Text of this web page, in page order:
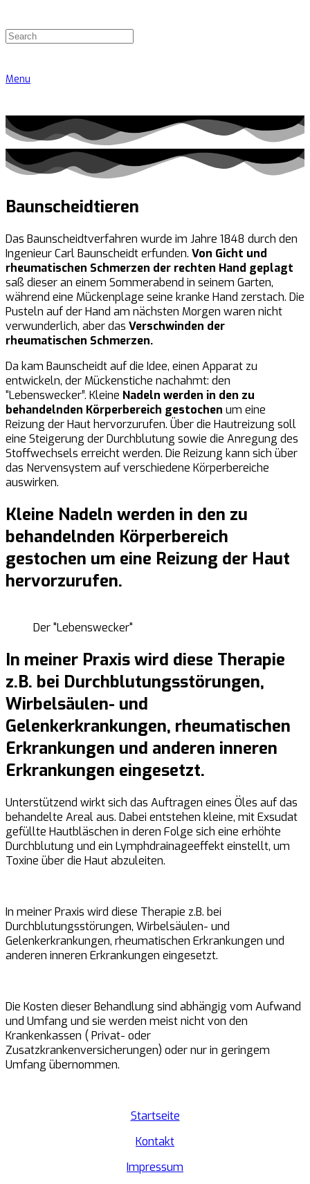
Menu
Baunscheidtieren
Das Baunscheidtverfahren wurde im Jahre 1848 durch den
Ingenieur Carl Baunscheidt erfunden. Von Gicht und
rheumatischen Schmerzen der rechten Hand geplagt
saß dieser an einem Sommerabend in seinem Garten,
während eine Mückenplage seine kranke Hand zerstach. Die
Pusteln auf der Hand am nächsten Morgen waren nicht
verwunderlich, aber das Verschwinden der
rheumatischen Schmerzen.
Da kam Baunscheidt auf die Idee, einen Apparat zu
entwickeln, der Mückenstiche nachahmt: den
“Lebenswecker”. Kleine Nadeln werden in den zu
behandelnden Körperbereich gestochen um eine
Reizung der Haut hervorzurufen. Über die Hautreizung soll
eine Steigerung der Durchblutung sowie die Anregung des
Stoffwechsels erreicht werden. Die Reizung kann sich über
das Nervensystem auf verschiedene Körperbereiche
auswirken.
Kleine Nadeln werden in den zu
behandelnden Körperbereich
gestochen um eine Reizung der Haut
hervorzurufen.
Der "Lebenswecker"
In meiner Praxis wird diese Therapie
z.B. bei Durchblutungsstörungen,
Wirbelsäulen- und
Gelenkerkrankungen, rheumatischen
Erkrankungen und anderen inneren
Erkrankungen eingesetzt.
Unterstützend wirkt sich das Auftragen eines Öles auf das
behandelte Areal aus. Dabei entstehen kleine, mit Exsudat
gefüllte Hautbläschen in deren Folge sich eine erhöhte
Durchblutung und ein Lymphdrainageeffekt einstellt, um
Toxine über die Haut abzuleiten.
In meiner Praxis wird diese Therapie z.B. bei
Durchblutungsstörungen, Wirbelsäulen- und
Gelenkerkrankungen, rheumatischen Erkrankungen und
anderen inneren Erkrankungen eingesetzt.
Die Kosten dieser Behandlung sind abhängig vom Aufwand
und Umfang und sie werden meist nicht von den
Krankenkassen ( Privat- oder
Zusatzkrankenversicherungen) oder nur in geringem
Umfang übernommen.
Startseite
Kontakt
Impressum